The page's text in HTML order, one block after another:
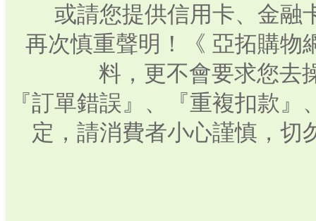
或請您提供信用卡、金融
再次慎重聲明！《 亞拓購物
料，更不會要求您去
『訂單錯誤』、『重複扣款
定，請消費者小心謹慎，切